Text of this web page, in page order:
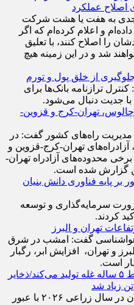
به هفت یا هشت شرکت
و اعلام کرده‌ام که اگر
را اصلاح کنند، با تعلیق
شد و در این زمینه هیچ
جلوگیری از خلق پول و تورم
ترازنامه بانک‌ها برای
جدیت دنبال می‌شود.
تهران-کرج و قزوین-
راه‌های کشور گفت: در
تهران-کرج-قزوین و
محدوده‌های آزادراه تهران-
گزارش شده است.
پایه فناوری دانش بنیان
سرمایه‌گذاری و توسعه
کردند.
تهران و البرز
گفت: امشب در شرق
و تهران، افزایش ابر، رگبار
است.
ایران امسال بیشتر از متوسط ۵ ساله غله تولید می‌کند/ذخایر
زیاد شد
پیش‌بینی کرد تولید غلات ایران در سال زراعی ۲۰۲۶ با عبور